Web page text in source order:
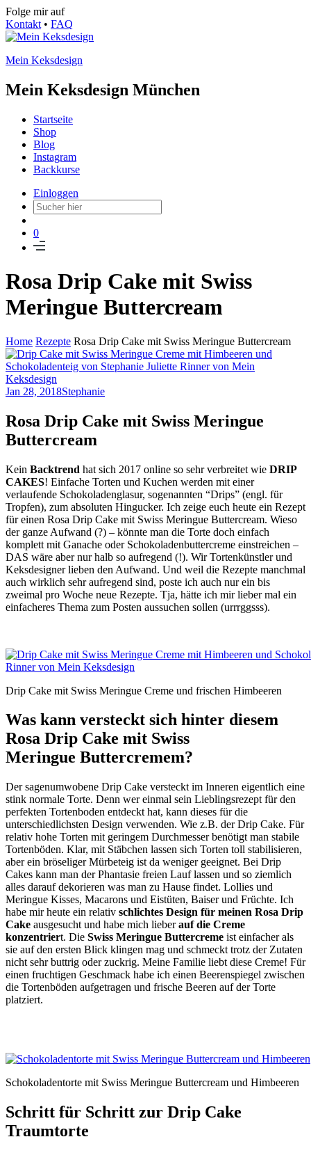
Folge mir auf
Kontakt • FAQ
Mein Keksdesign
Mein Keksdesign München
Startseite
Shop
Blog
Instagram
Backkurse
Einloggen
0
Rosa Drip Cake mit Swiss
Meringue Buttercream
Home Rezepte Rosa Drip Cake mit Swiss Meringue Buttercream
Jan 28, 2018Stephanie
Rosa Drip Cake mit Swiss Meringue
Buttercream
Kein Backtrend hat sich 2017 online so sehr verbreitet wie DRIP
CAKES! Einfache Torten und Kuchen werden mit einer
verlaufende Schokoladenglasur, sogenannten “Drips” (engl. für
Tropfen), zum absoluten Hingucker. Ich zeige euch heute ein Rezept
für einen Rosa Drip Cake mit Swiss Meringue Buttercream. Wieso
der ganze Aufwand (?) – könnte man die Torte doch einfach
komplett mit Ganache oder Schokoladenbuttercreme einstreichen –
DAS wäre aber nur halb so aufregend (!). Wir Tortenkünstler und
Keksdesigner lieben den Aufwand. Und weil die Rezepte manchmal
auch wirklich sehr aufregend sind, poste ich auch nur ein bis
zweimal pro Woche neue Rezepte. Tja, hätte ich mir lieber mal ein
einfacheres Thema zum Posten aussuchen sollen (urrrggsss).
Drip Cake mit Swiss Meringue Creme und frischen Himbeeren
Was kann versteckt sich hinter diesem
Rosa Drip Cake mit Swiss
Meringue Buttercremem?
Der sagenumwobene Drip Cake versteckt im Inneren eigentlich eine
stink normale Torte. Denn wer einmal sein Lieblingsrezept für den
perfekten Tortenboden entdeckt hat, kann dieses für die
unterschiedlichsten Design verwenden. Wie z.B. der Drip Cake. Für
relativ hohe Torten mit geringem Durchmesser benötigt man stabile
Tortenböden. Klar, mit Stäbchen lassen sich Torten toll stabilisieren,
aber ein bröseliger Mürbeteig ist da weniger geeignet. Bei Drip
Cakes kann man der Phantasie freien Lauf lassen und so ziemlich
alles darauf dekorieren was man zu Hause findet. Lollies und
Meringue Kisses, Macarons und Eistüten, Baiser und Früchte. Ich
habe mir heute ein relativ schlichtes Design für meinen Rosa Drip
Cake ausgesucht und habe mich lieberauf die Creme
konzentriert. Die Swiss Meringue Buttercreme ist einfacher als
sie auf den ersten Blick klingen mag und schmeckt trotz der Zutaten
nicht sehr buttrig oder zuckrig. Meine Familie liebt diese Creme! Für
einen fruchtigen Geschmack habe ich einen Beerenspiegel zwischen
die Tortenböden aufgetragen und frische Beeren auf der Torte
platziert.
Schokoladentorte mit Swiss Meringue Buttercream und Himbeeren
Schritt für Schritt zur Drip Cake
Traumtorte